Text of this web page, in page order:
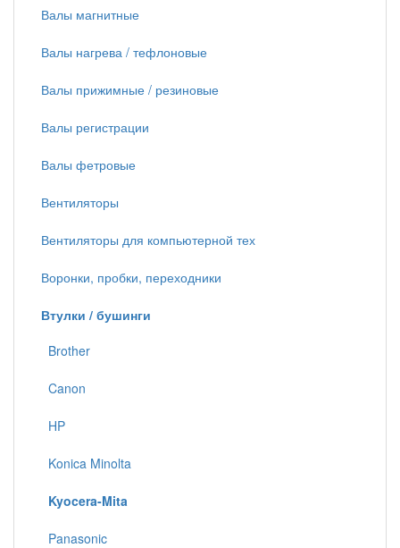
Валы магнитные
Валы нагрева / тефлоновые
Валы прижимные / резиновые
Валы регистрации
Валы фетровые
Вентиляторы
Вентиляторы для компьютерной тех
Воронки, пробки, переходники
Втулки / бушинги
Brother
Canon
HP
Konica Minolta
Kyocera-Mita
Panasonic